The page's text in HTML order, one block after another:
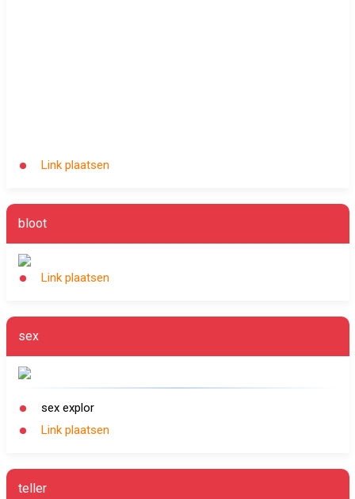
Link plaatsen
bloot
Link plaatsen
sex
sex explor
Link plaatsen
teller